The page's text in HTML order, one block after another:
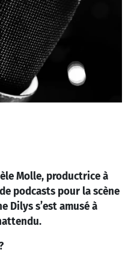
Molle, productrice à
podcasts pour la scène
Dilys s’est amusé à